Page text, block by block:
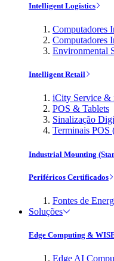
Intelligent Logistics
Computadores
Computadores
Environmental
Intelligent Retail
iCity Service &
POS & Tablets
Sinalização
Terminais POS
Industrial Mounting
Periféricos Certificados
Fontes de
Soluções
Edge Computing &
Edge AI